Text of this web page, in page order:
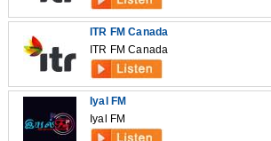
ITR FM Canada
ITR FM Canada
Iyal FM
Iyal FM